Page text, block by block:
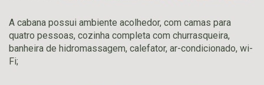
A cabana possui ambiente acolhedor, com camas para
quatro pessoas, cozinha completa com churrasqueira,
banheira de hidromassagem, calefator, ar-condicionado, wi-
Fi;